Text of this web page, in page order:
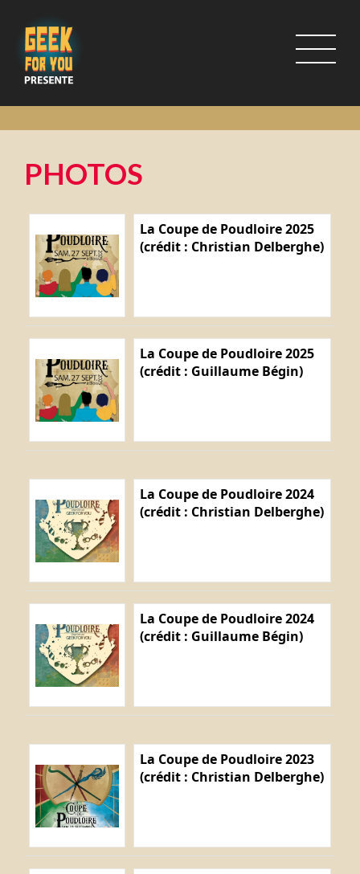
PHOTOS
La Coupe de Poudloire 2025
(crédit : Christian Delberghe)
La Coupe de Poudloire 2025
(crédit : Guillaume Bégin)
La Coupe de Poudloire 2024
(crédit : Christian Delberghe)
La Coupe de Poudloire 2024
(crédit : Guillaume Bégin)
La Coupe de Poudloire 2023
(crédit : Christian Delberghe)